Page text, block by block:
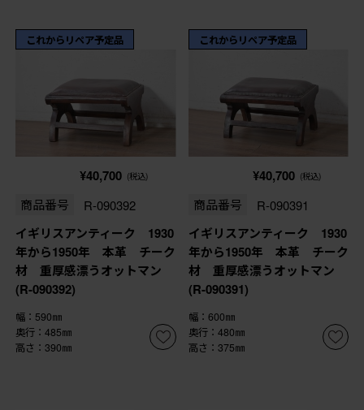
これからリペア予定品
¥40,700 (税込)
商品番号 R-090392
イギリスアンティーク 1930
年から1950年 本革 チーク
材 重厚感漂うオットマン
(R-090392)
幅：590㎜
奥行：485㎜
高さ：390㎜
これからリペア予定品
¥40,700 (税込)
商品番号 R-090391
イギリスアンティーク 1930
年から1950年 本革 チーク
材 重厚感漂うオットマン
(R-090391)
幅：600㎜
奥行：480㎜
高さ：375㎜